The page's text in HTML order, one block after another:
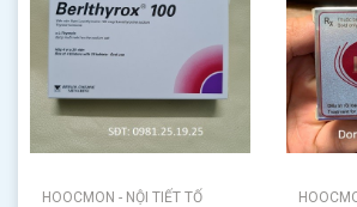
HOOCMON - NỘI TIẾT TỐ